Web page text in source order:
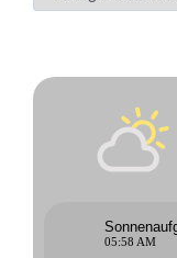
05:58 AM